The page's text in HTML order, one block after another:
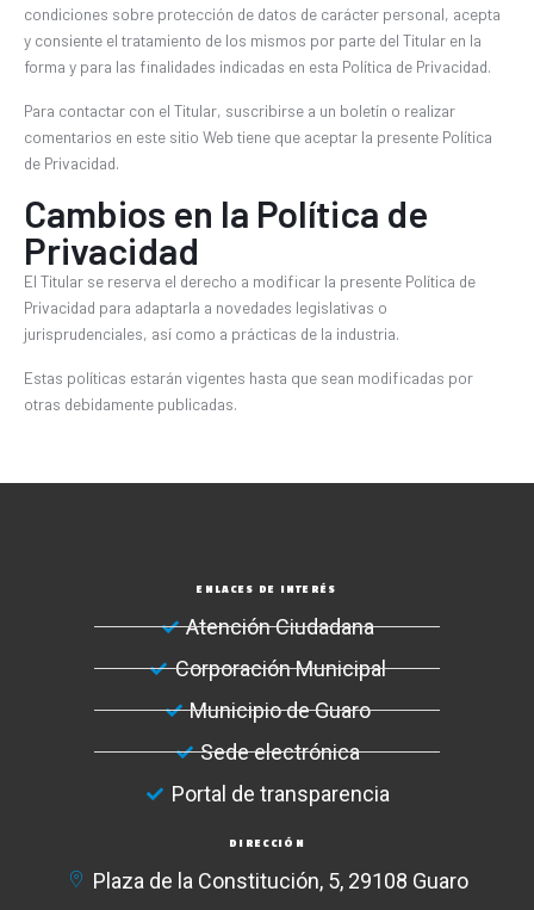
condiciones sobre protección de datos de carácter personal, acepta
y consiente el tratamiento de los mismos por parte del Titular en la
forma y para las finalidades indicadas en esta Política de Privacidad.
Para contactar con el Titular, suscribirse a un boletín o realizar
comentarios en este sitio Web tiene que aceptar la presente Política
de Privacidad.
Cambios en la Política de
Privacidad
El Titular se reserva el derecho a modificar la presente Política de
Privacidad para adaptarla a novedades legislativas o
jurisprudenciales, así como a prácticas de la industria.
Estas políticas estarán vigentes hasta que sean modificadas por
otras debidamente publicadas.
ENLACES DE INTERÉS
Atención Ciudadana
Corporación Municipal
Municipio de Guaro
Sede electrónica
Portal de transparencia
DIRECCIÓN
Plaza de la Constitución, 5, 29108 Guaro